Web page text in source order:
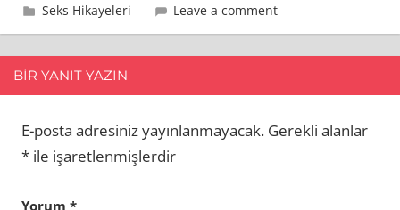
16 Mart 2019
eşref
Seks Hikayeleri Leave a comment
BIR YANIT YAZIN
E-posta adresiniz yayınlanmayacak. Gerekli alanlar
* ile işaretlenmişlerdir
Yorum *